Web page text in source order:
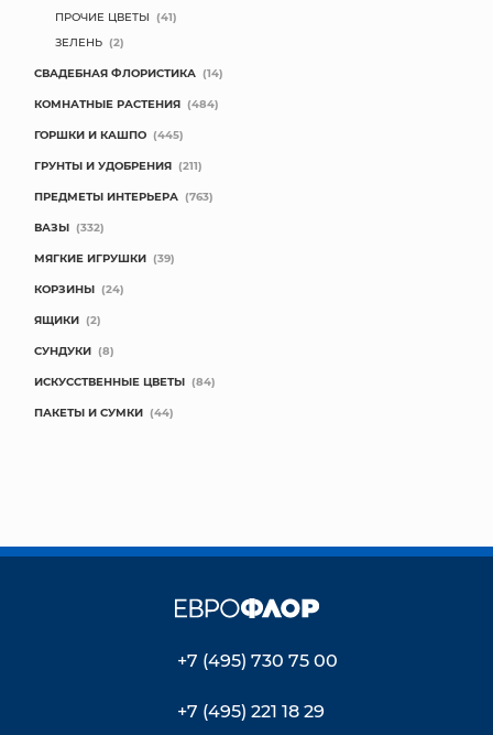
ПРОЧИЕ ЦВЕТЫ (41)
ЗЕЛЕНЬ (2)
СВАДЕБНАЯ ФЛОРИСТИКА (14)
КОМНАТНЫЕ РАСТЕНИЯ (484)
ГОРШКИ И КАШПО (445)
ГРУНТЫ И УДОБРЕНИЯ (211)
ПРЕДМЕТЫ ИНТЕРЬЕРА (763)
ВАЗЫ (332)
МЯГКИЕ ИГРУШКИ (39)
КОРЗИНЫ (24)
ЯЩИКИ (2)
СУНДУКИ (8)
ИСКУССТВЕННЫЕ ЦВЕТЫ (84)
ПАКЕТЫ И СУМКИ (44)
+7 (495) 730 75 00
+7 (495) 221 18 29